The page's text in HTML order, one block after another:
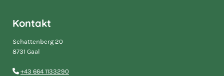
Kontakt
Schattenberg 20
8731 Gaal
 +43 664 1133290